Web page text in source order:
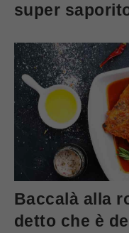
super
Baccalà alla
detto che è